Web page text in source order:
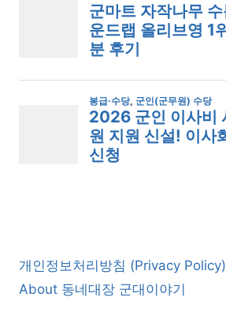
개인정보처리방침 (Privacy Policy)
About 동네대장 군대이야기